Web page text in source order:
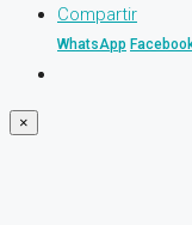
Compartir
WhatsApp
×